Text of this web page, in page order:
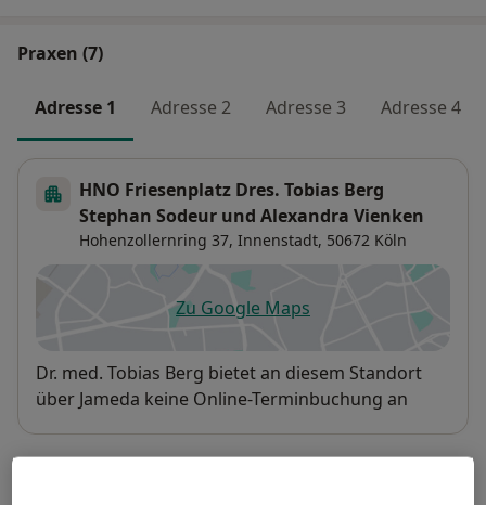
Praxen (7)
Adresse 1 Adresse 2 Adresse 3 Adresse 4
HNO Friesenplatz Dres. Tobias Berg
Stephan Sodeur und Alexandra Vienken
Hohenzollernring 37, Innenstadt, 50672 Köln
Zu Google Mapsöffnet in einer neuen
Verfügbarkeit
Dr. med. Tobias Berg bietet an diesem Standort
über Jameda keine Online-Terminbuchung an
Telefonnummer